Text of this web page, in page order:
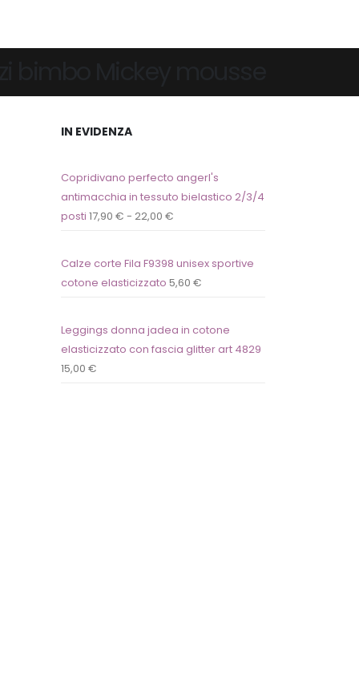
IN EVIDENZA
Copridivano perfecto angerl's
antimacchia in tessuto bielastico 2/3/4
posti 17,90 € - 22,00 €
Calze corte Fila F9398 unisex sportive
cotone elasticizzato 5,60 €
Leggings donna jadea in cotone
elasticizzato con fascia glitter art 4829
15,00 €